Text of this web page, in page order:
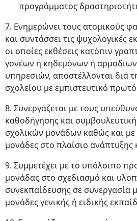
προγράμματος
7. Ενημερώνει τους ατομικούς
και συντάσσει τις ψυχολογικές
οι οποίες εκθέσεις κατόπιν
γονέων ή κηδεμόνων ή
υπηρεσιών, αποστέλλονται διά
σχολείου με εμπιστευτικό
8. Συνεργάζεται με τους
καθοδήγησης και
σχολικών μονάδων καθώς και με
μονάδες στο πλαίσιο
9. Συμμετέχει με το υπόλοιπο
μονάδας στο σχεδιασμό και
συνεκπαίδευσης σε συνεργασία
μονάδες γενικής ή ειδικής